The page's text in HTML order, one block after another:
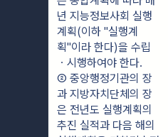
년 지능정보사회 실행
계획(이하 "실행계
획"이라 한다)을 수립
ㆍ시행하여야 한다.
② 중앙행정기관의 장
과 지방자치단체의 장
은 전년도 실행계획의
추진 실적과 다음 해의